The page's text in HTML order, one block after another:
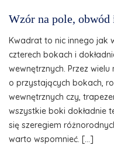
Wzór na pole, obwód
Kwadrat to nic innego jak
czterech bokach i
wewnętrznych. Przez
o przystających bokach,
wewnętrznych czy,
wszystkie boki dokładnie
się szeregiem
warto wspomnieć. […]